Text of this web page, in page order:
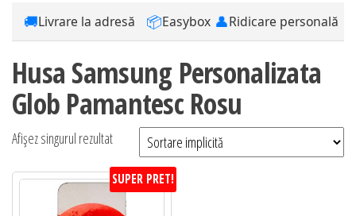
🚚Livrare la adresă 📦Easybox 👤Ridicare personală
Husa Samsung Personalizata
Glob Pamantesc Rosu
Afișez singurul rezultat
SUPER PRET!